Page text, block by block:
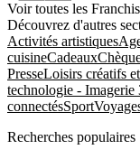
Voir toutes les
Découvrez d'autres
Activités artistiques
cuisineCadeaux
PresseLoisirs créatifs
technologie - Imagerie
connectésSport
Recherches populaires